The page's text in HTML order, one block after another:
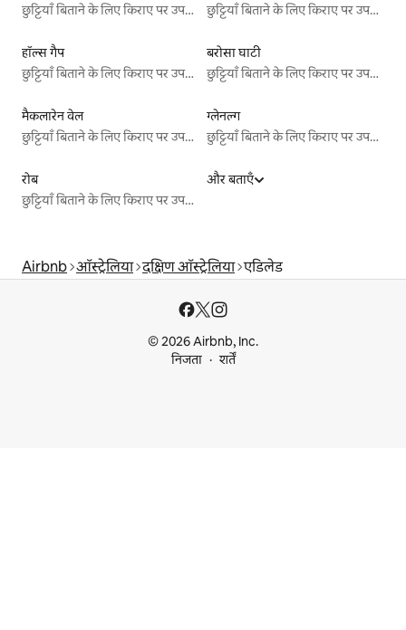
छुट्टियाँ बिताने के लिए किराए पर उपलब्ध जगहें
छुट्टियाँ बिताने के लिए किराए पर उपलब्ध जगहें
हॉल्स गैप
छुट्टियाँ बिताने के लिए किराए पर उपलब्ध जगहें
बरोसा घाटी
छुट्टियाँ बिताने के लिए किराए पर उपलब्ध जगहें
मैकलारेन वेल
छुट्टियाँ बिताने के लिए किराए पर उपलब्ध जगहें
ग्लेनल्ग
छुट्टियाँ बिताने के लिए किराए पर उपलब्ध जगहें
रोब
छुट्टियाँ बिताने के लिए किराए पर उपलब्ध जगहें
और बताएँ
Airbnb ऑस्ट्रेलिया दक्षिण ऑस्ट्रेलिया एडिलेड
© 2026 Airbnb, Inc.
निजता
शर्तें